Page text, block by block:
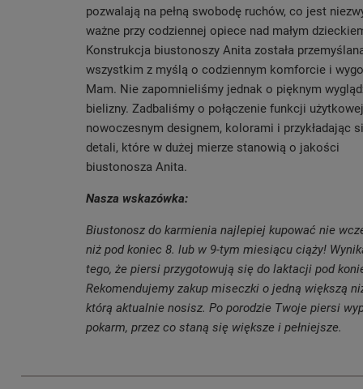
pozwalają na pełną swobodę ruchów, co jest
ważne przy codziennej opiece nad małym
Konstrukcja biustonoszy Anita została
wszystkim z myślą o codziennym komforcie i
Mam. Nie zapomnieliśmy jednak o pięknym
bielizny. Zadbaliśmy o połączenie funkcji
nowoczesnym designem, kolorami i przykładając
detali, które w dużej mierze stanowią o jakości
biustonosza Anita.
Nasza wskazówka:
Biustonosz do karmienia najlepiej kupować nie
niż pod koniec 8. lub w 9-tym miesiącu ciąży!
tego, że piersi przygotowują się do laktacji pod
Rekomendujemy zakup miseczki o jedną większą
którą aktualnie nosisz. Po porodzie Twoje piersi
pokarm, przez co staną się większe i pełniejsze.